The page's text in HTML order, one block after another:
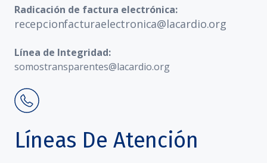
Radicación de factura electrónica:
recepcionfacturaelectronica@lacardio.org
Línea de Integridad:
somostransparentes@lacardio.org
Líneas De Atención